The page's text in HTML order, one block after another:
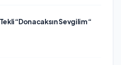
“Donacaksın Sevgilim “